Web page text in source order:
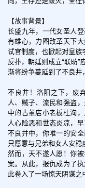
【故事背景】
长盛九年，一代女圣人
有雄心，力图改革天下
试官制度，也掀起对皇
反扑，朝廷则成立“联昉
渐将纷争蔓延到了不良
不良井！洛阳之下，废
人、贼子、流民和强盗
中的古董店小老板杜洵
人心险恶和世态炎凉，
不良井中，你唯一的安
只愿意与兄弟和女人安稳
然而，天不遂人愿！你
案。从此，报仇成为了
此卷入了一场惊天阴谋